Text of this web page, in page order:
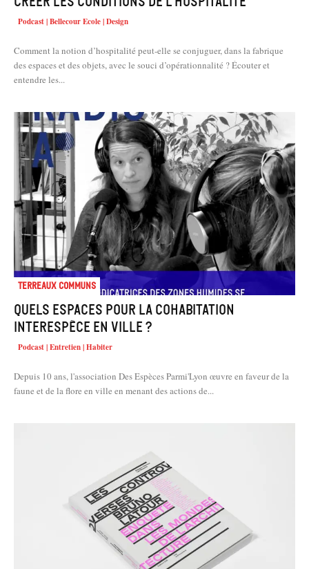
Podcast | Bellecour Ecole | Design
Comment la notion d’hospitalité peut-elle se conjuguer, dans la fabrique
des espaces et des objets, avec le souci d’opérationnalité ? Écouter et
entendre les...
Terreaux Communs
Quels espaces pour la cohabitation
interespèce en ville ?
Podcast | Entretien | Habiter
Depuis 10 ans, l'association Des Espèces Parmi'Lyon œuvre en faveur de la
faune et de la flore en ville en menant des actions de...